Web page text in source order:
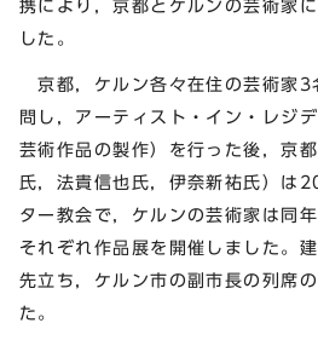
携により，京都とケルンの芸術家
した。
京都，ケルン各々在住の芸術家3
問し，アーティスト・イン・レジ
芸術作品の製作）を行った後，京
氏，法貴信也氏，伊奈新祐氏）は
ター教会で，ケルンの芸術家は同
それぞれ作品展を開催しました。
先立ち，ケルン市の副市長の列席
た。